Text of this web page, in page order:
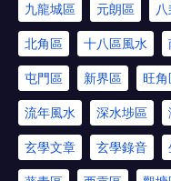
九龍城區 元朗區
北角區 十八區風水
屯門區 新界區 旺角
流年風水 深水埗區
玄學文章 玄學錄音